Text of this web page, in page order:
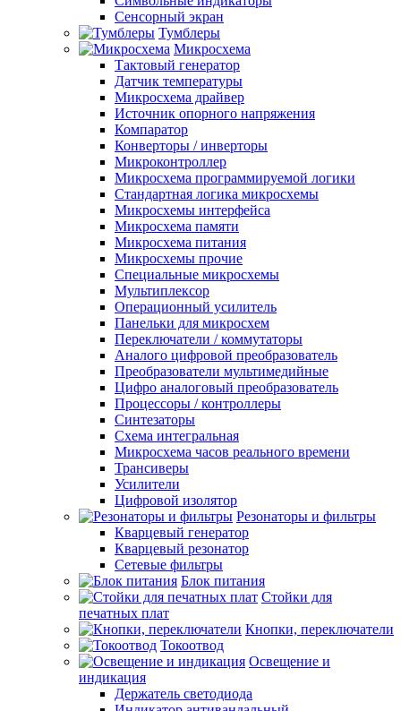
Сенсорный экран
Тумблеры
Микросхема
Тактовый генератор
Датчик температуры
Микросхема драйвер
Источник опорного напряжения
Компаратор
Конверторы / инверторы
Микроконтроллер
Микросхема программируемой логики
Стандартная логика микросхемы
Микросхемы интерфейса
Микросхема памяти
Микросхема питания
Микросхемы прочие
Специальные микросхемы
Мультиплексор
Операционный усилитель
Панельки для микросхем
Переключатели / коммутаторы
Аналого цифровой преобразователь
Преобразователи мультимедийные
Цифро аналоговый преобразователь
Процессоры / контроллеры
Синтезаторы
Схема интегральная
Микросхема часов реального времени
Трансиверы
Усилители
Цифровой изолятор
Резонаторы и фильтры
Кварцевый генератор
Кварцевый резонатор
Сетевые фильтры
Блок питания
Стойки для
печатных плат
Кнопки, переключатели
Токоотвод
Освещение и
индикация
Держатель светодиода